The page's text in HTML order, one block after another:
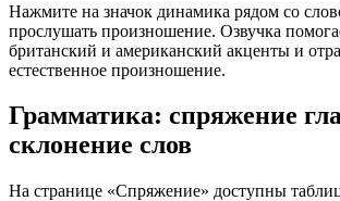
Нажмите на значок динамика рядом со
прослушать произношение. Озвучка
британский и американский акценты и
естественное произношение.
Грамматика: спряжение
склонение слов
На странице «Спряжение» доступны